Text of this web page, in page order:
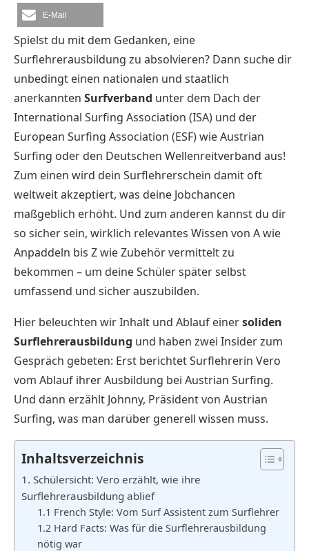
E-Mail
Spielst du mit dem Gedanken, eine
Surflehrerausbildung zu absolvieren? Dann suche dir
unbedingt einen nationalen und staatlich
anerkannten Surfverband unter dem Dach der
International Surfing Association (ISA) und der
European Surfing Association (ESF) wie Austrian
Surfing oder den Deutschen Wellenreitverband aus!
Zum einen wird dein Surflehrerschein damit oft
weltweit akzeptiert, was deine Jobchancen
maßgeblich erhöht. Und zum anderen kannst du dir
so sicher sein, wirklich relevantes Wissen von A wie
Anpaddeln bis Z wie Zubehör vermittelt zu
bekommen – um deine Schüler später selbst
umfassend und sicher auszubilden.
Hier beleuchten wir Inhalt und Ablauf einersoliden
Surflehrerausbildung und haben zwei Insider zum
Gespräch gebeten: Erst berichtet Surflehrerin Vero
vom Ablauf ihrer Ausbildung bei Austrian Surfing.
Und dann erzählt Johnny, Präsident von Austrian
Surfing, was man darüber generell wissen muss.
Inhaltsverzeichnis
1. Schülersicht: Vero erzählt, wie ihre
Surflehrerausbildung ablief
1.1 French Style: Vom Surf Assistent zum Surflehrer
1.2 Hard Facts: Was für die Surflehrerausbildung
nötig war